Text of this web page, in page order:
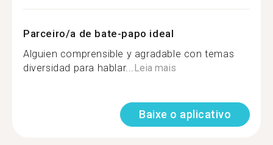
Parceiro/a de bate-papo ideal
Alguien comprensible y agradable con temas
diversidad para hablar...Leia mais
Baixe o aplicativo